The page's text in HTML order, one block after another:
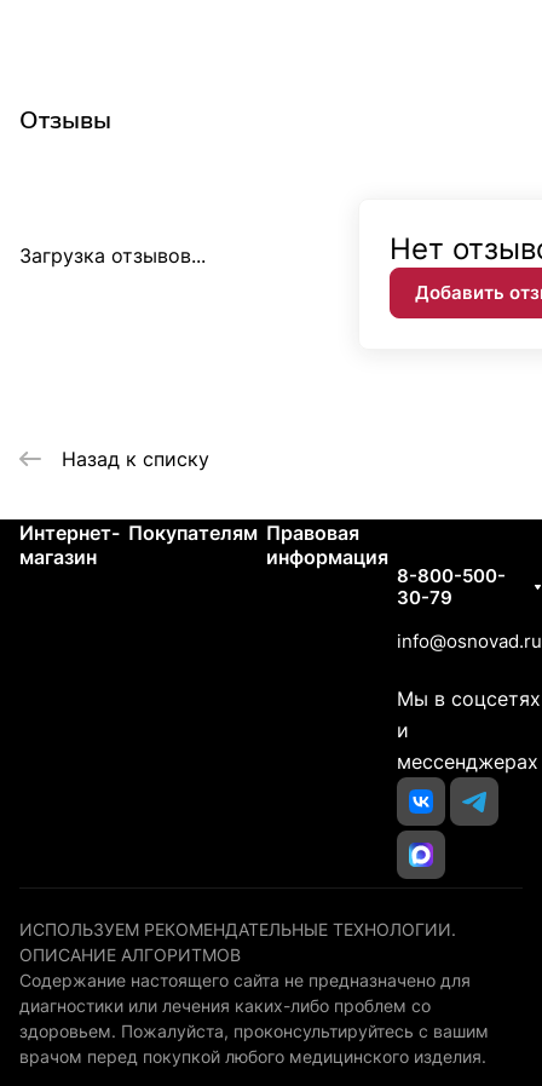
Отзывы
Загрузка отзывов... Нет
Добавить
Назад к списку
Интернет-
магазин
Покупателям Правовая
информация
8-800-500-
30-79
info@osnovad.ru
Мы в соцсетях
и
мессенджерах
ИСПОЛЬЗУЕМ РЕКОМЕНДАТЕЛЬНЫЕ ТЕХНОЛОГИИ.
ОПИСАНИЕ АЛГОРИТМОВ
Содержание настоящего сайта не предназначено для
диагностики или лечения каких-либо проблем со
здоровьем. Пожалуйста, проконсультируйтесь с вашим
врачом перед покупкой любого медицинского изделия.